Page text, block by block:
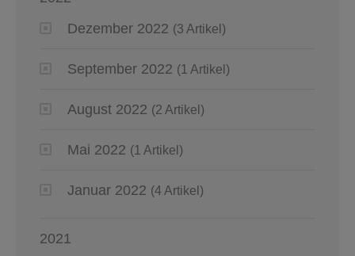
Dezember 2022 (3 Artikel)
September 2022 (1 Artikel)
August 2022 (2 Artikel)
Mai 2022 (1 Artikel)
Januar 2022 (4 Artikel)
2021